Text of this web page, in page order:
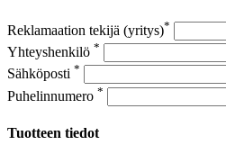
Reklamaation tekijä (yritys)*
Yhteyshenkilö *
Sähköposti *
Puhelinnumero *
Tuotteen tiedot